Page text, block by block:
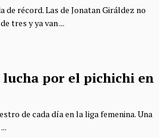
récord. Las de Jonatan Giráldez no
tres y ya van ...
por el pichichi en
de cada día en la liga femenina. Una